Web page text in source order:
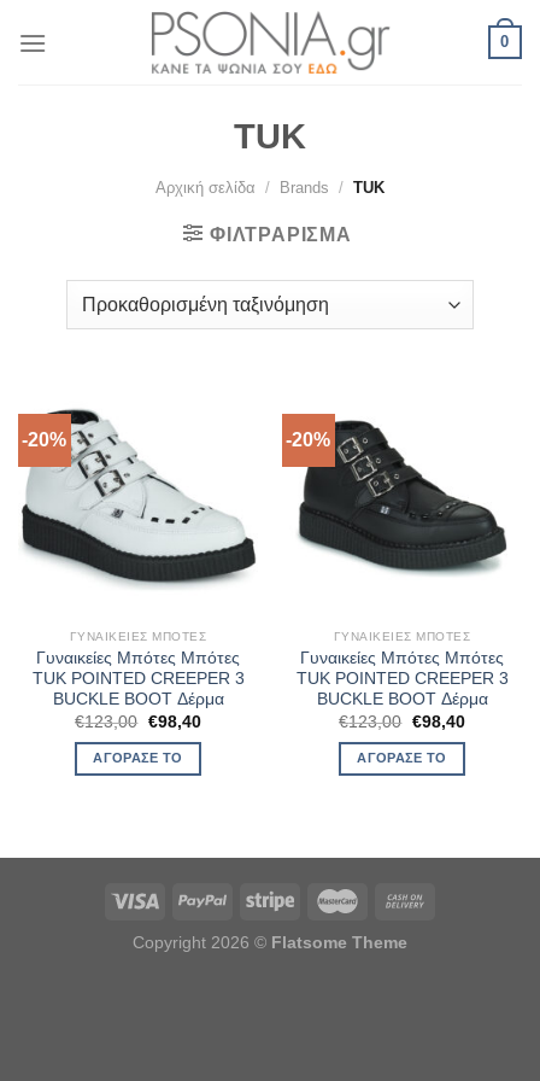
0
TUK
Αρχική σελίδα / Brands / TUK
ΦΙΛΤΡΆΡΙΣΜΑ
-20%
ΓΥΝΑΙΚΕΊΕΣ ΜΠΌΤΕΣ
Γυναικείες Μπότες Μπότες
TUK POINTED CREEPER 3
BUCKLE BOOT Δέρμα
€123,00 Original
price
was:
€123,00.
€98,40Η
ΑΓΌΡΑΣΈ ΤΟ
-20%
ΓΥΝΑΙΚΕΊΕΣ ΜΠΌΤΕΣ
Γυναικείες Μπότες Μπότες
TUK POINTED CREEPER 3
BUCKLE BOOT Δέρμα
€123,00 Original
price
was:
€123,00.
€98,40Η
ΑΓΌΡΑΣΈ ΤΟ
Copyright 2026 © Flatsome Theme